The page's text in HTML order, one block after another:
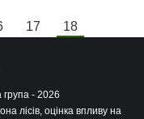
17 18
група - 2026
лісів, оцінка впливу на